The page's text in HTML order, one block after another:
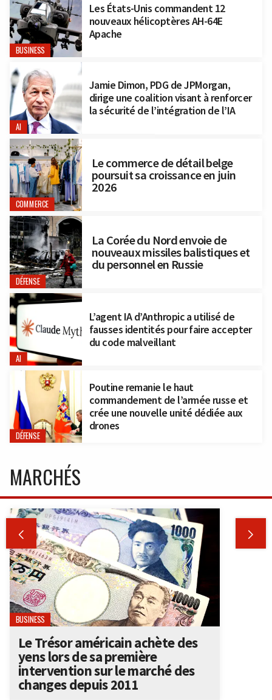
BUSINESS
Les États-Unis commandent 12
nouveaux hélicoptères AH-64E
Apache
AI
Jamie Dimon, PDG de JPMorgan,
dirige une coalition visant à renforcer
la sécurité de l’intégration de l’IA
COMMERCE
Le commerce de détail belge
poursuit sa croissance en juin
2026
DÉFENSE
La Corée du Nord envoie de
nouveaux missiles balistiques et
du personnel en Russie
AI
L’agent IA d’Anthropic a utilisé de
fausses identités pour faire accepter
du code malveillant
DÉFENSE
Poutine remanie le haut
commandement de l’armée russe et
crée une nouvelle unité dédiée aux
drones
MARCHÉS
 
BUSINESS
Le Trésor américain achète des
yens lors de sa première
intervention sur le marché des
changes depuis 2011